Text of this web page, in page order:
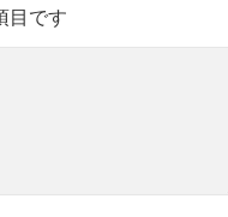
目です